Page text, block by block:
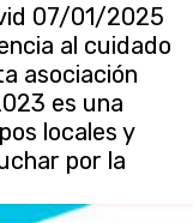
07/01/2025
al cuidado
asociación
es una
locales y
por la